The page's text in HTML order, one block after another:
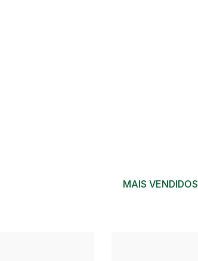
MAIS VENDIDOS